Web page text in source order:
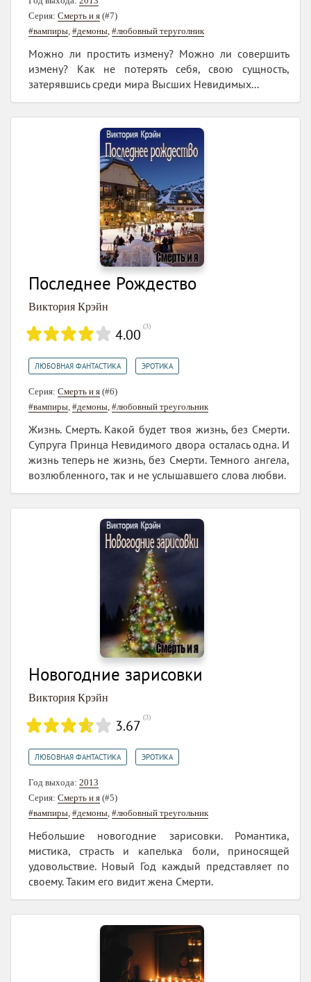
Серия: Смерть и я (#7)
#вампиры #демоны #любовный теруголник
Можно ли простить измену? Можно ли совершить
измену? Как не потерять себя, свою сущность,
затерявшись среди мира Высших Невидимых...
Последнее Рождество
Виктория Крэйн
4.00 (3)
ЛЮБОВНАЯ ФАНТАСТИКА ЭРОТИКА
Серия: Смерть и я (#6)
#вампиры #демоны #любовный треугольник
Жизнь. Смерть. Какой будет твоя жизнь, без Смерти.
Супруга Принца Невидимого двора осталась одна. И
жизнь теперь не жизнь, без Смерти. Темного ангела,
возлюбленного, так и не услышавшего слова любви.
Новогодние зарисовки
Виктория Крэйн
3.67 (3)
ЛЮБОВНАЯ ФАНТАСТИКА ЭРОТИКА
Год выхода: 2013
Серия: Смерть и я (#5)
#вампиры, #демоны, #любовный треугольник
Небольшие новогодние зарисовки. Романтика,
мистика, страсть и капелька боли, приносящей
удовольствие. Новый Год каждый представляет по
своему. Таким его видит жена Смерти.